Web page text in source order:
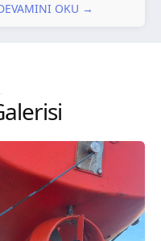
New
Chart
limits and other
67 Gulf of...
OKU →
galeri 3